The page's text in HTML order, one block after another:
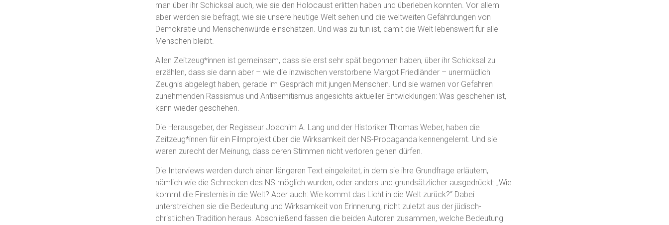
man über ihr Schicksal auch, wie sie den Holocaust erlitten haben und überleben konnten. Vor allem
aber werden sie befragt, wie sie unsere heutige Welt sehen und die weltweiten Gefährdungen von
Demokratie und Menschenwürde einschätzen. Und was zu tun ist, damit die Welt lebenswert für alle
Menschen bleibt.
Allen Zeitzeug*innen ist gemeinsam, dass sie erst sehr spät begonnen haben, über ihr Schicksal zu
erzählen, dass sie dann aber – wie die inzwischen verstorbene Margot Friedländer – unermüdlich
Zeugnis abgelegt haben, gerade im Gespräch mit jungen Menschen. Und sie warnen vor Gefahren
zunehmenden Rassismus und Antisemitismus angesichts aktueller Entwicklungen: Was geschehen ist,
kann wieder geschehen.
Die Herausgeber, der Regisseur Joachim A. Lang und der Historiker Thomas Weber, haben die
Zeitzeug*innen für ein Filmprojekt über die Wirksamkeit der NS-Propaganda kennengelernt. Und sie
waren zurecht der Meinung, dass deren Stimmen nicht verloren gehen dürfen.
Die Interviews werden durch einen längeren Text eingeleitet, in dem sie ihre Grundfrage erläutern,
nämlich wie die Schrecken des NS möglich wurden, oder anders und grundsätzlicher ausgedrückt: „Wie
kommt die Finsternis in die Welt? Aber auch: Wie kommt das Licht in die Welt zurück?“ Dabei
unterstreichen sie die Bedeutung und Wirksamkeit von Erinnerung, nicht zuletzt aus der jüdisch-
christlichen Tradition heraus. Abschließend fassen die beiden Autoren zusammen, welche Bedeutung